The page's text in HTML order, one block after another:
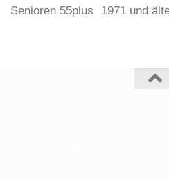
Senioren 55plus
1971 und